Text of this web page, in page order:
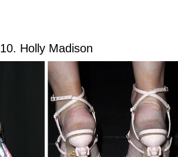
10. Holly Madison